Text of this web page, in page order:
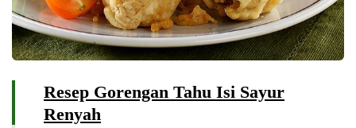
Resep Gorengan Tahu Isi Sayur
Renyah